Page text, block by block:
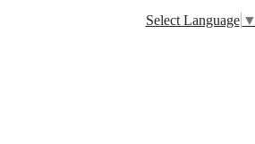
Select Language ▼